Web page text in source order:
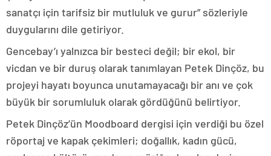
sanatçı için tarifsiz bir mutluluk ve gurur” sözleriyle
duygularını dile getiriyor.
Gencebay’ı yalnızca bir besteci değil; bir ekol, bir
vicdan ve bir duruş olarak tanımlayan Petek Dinçöz, bu
projeyi hayatı boyunca unutamayacağı bir anı ve çok
büyük bir sorumluluk olarak gördüğünü belirtiyor.
Petek Dinçöz’ün Moodboard dergisi için verdiği bu özel
röportaj ve kapak çekimleri; doğallık, kadın gücü,